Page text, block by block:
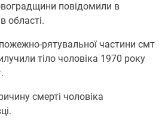
повідомили в
області.
рятувальної частини смт
тіло чоловіка 1970 року
смерті чоловіка